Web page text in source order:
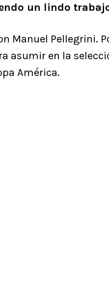
un lindo
Manuel Pellegrini.
asumir en la
América.